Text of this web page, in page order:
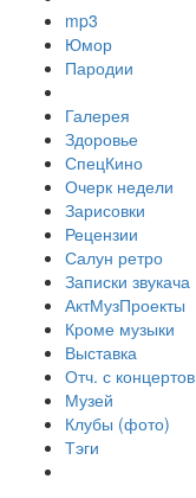
mp3
Юмор
Пародии
Галерея
Здоровье
СпецКино
Очерк недели
Зарисовки
Рецензии
Салун ретро
Записки звукача
АктМузПроекты
Кроме музыки
Выставка
Отч. с концертов
Музей
Клубы (фото)
Тэги